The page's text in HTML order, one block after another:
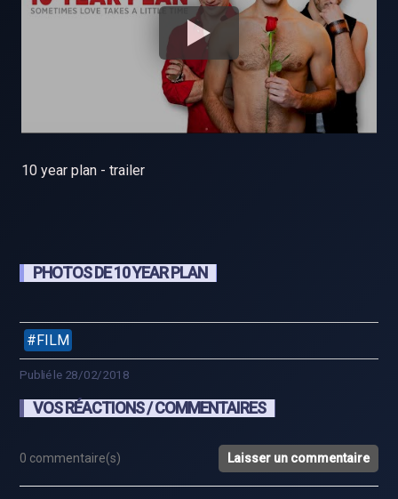
10 year plan - trailer
PHOTOS DE 10 YEAR PLAN
FILM
Publié le 28/02/2018
VOS RÉACTIONS / COMMENTAIRES
0 commentaire(s) Laisser un commentaire